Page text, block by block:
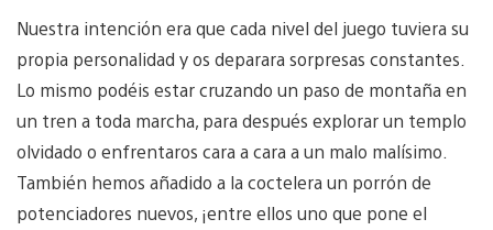
Nuestra intención era que cada nivel del juego tuviera su
propia personalidad y os deparara sorpresas constantes.
Lo mismo podéis estar cruzando un paso de montaña en
un tren a toda marcha, para después explorar un templo
olvidado o enfrentaros cara a cara a un malo malísimo.
También hemos añadido a la coctelera un porrón de
potenciadores nuevos, ¡entre ellos uno que pone el